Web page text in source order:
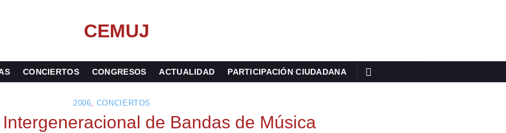
CONCIERTOS CONGRESOS ACTUALIDAD PARTICIPACIÓN CIUDADANA
2006, CONCIERTOS
de Bandas de Música